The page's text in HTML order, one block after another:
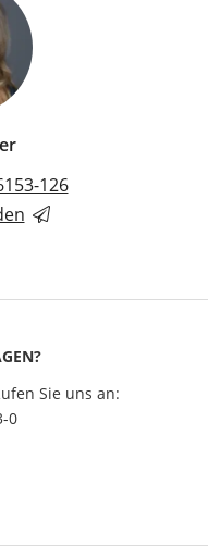
126
Sie uns an:
0